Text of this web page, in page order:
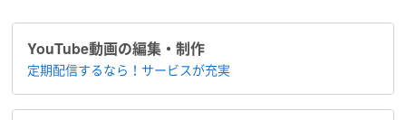
YouTube動画の編集・制作
定期配信するなら！​サービスが充実